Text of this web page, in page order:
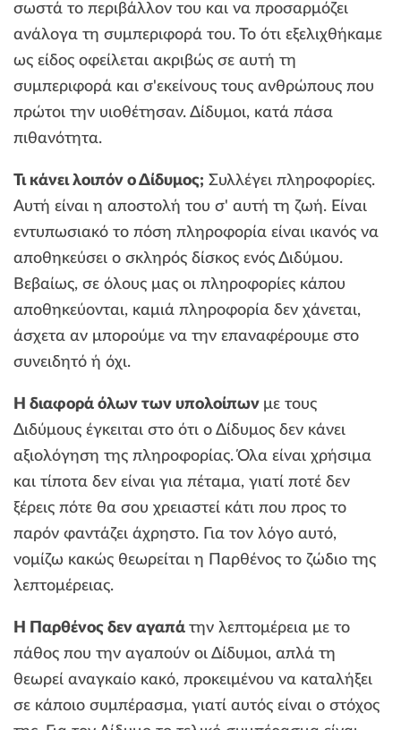
σωστά το περιβάλλον του και να προσαρμόζει
ανάλογα τη συμπεριφορά του. Το ότι εξελιχθήκαμε
ως είδος οφείλεται ακριβώς σε αυτή τη
συμπεριφορά και σ'εκείνους τους ανθρώπους που
πρώτοι την υιοθέτησαν. Δίδυμοι, κατά πάσα
πιθανότητα.
Τι κάνει λοιπόν ο Δίδυμος; Συλλέγει πληροφορίες.
Αυτή είναι η αποστολή του σ' αυτή τη ζωή. Είναι
εντυπωσιακό το πόση πληροφορία είναι ικανός να
αποθηκεύσει ο σκληρός δίσκος ενός Διδύμου.
Βεβαίως, σε όλους μας οι πληροφορίες κάπου
αποθηκεύονται, καμιά πληροφορία δεν χάνεται,
άσχετα αν μπορούμε να την επαναφέρουμε στο
συνειδητό ή όχι.
Η διαφορά όλων των υπολοίπων με τους
Διδύμους έγκειται στο ότι ο Δίδυμος δεν κάνει
αξιολόγηση της πληροφορίας. Όλα είναι χρήσιμα
και τίποτα δεν είναι για πέταμα, γιατί ποτέ δεν
ξέρεις πότε θα σου χρειαστεί κάτι που προς το
παρόν φαντάζει άχρηστο. Για τον λόγο αυτό,
νομίζω κακώς θεωρείται η Παρθένος το ζώδιο της
λεπτομέρειας.
Η Παρθένος δεν αγαπά την λεπτομέρεια με το
πάθος που την αγαπούν οι Δίδυμοι, απλά τη
θεωρεί αναγκαίο κακό, προκειμένου να καταλήξει
σε κάποιο συμπέρασμα, γιατί αυτός είναι ο στόχος